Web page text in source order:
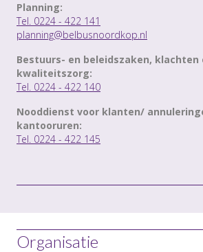
Planning:
Tel. 0224 - 422 141
planning@belbusnoordkop.nl
Bestuurs- en beleidszaken, klachten
kwaliteitszorg:
Tel. 0224 - 422 140
Nooddienst voor klanten/
kantooruren:
Tel. 0224 - 422 145
Organisatie